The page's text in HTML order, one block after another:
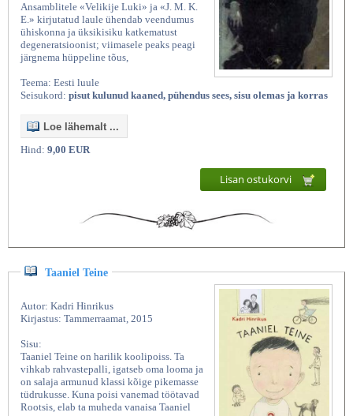
Ansamblitele «Velikije Luki» ja «J. M. K.
E.» kirjutatud laule ühendab veendumus
ühiskonna ja üksikisiku katkematust
degeneratsioonist; viimasele peaks peagi
järgnema hüppeline tõus,
Teema: Eesti luule
Seisukord: pisut kulunud kaaned, pühendus sees, sisu olemas ja korras
Loe lähemalt ...
Hind: 9,00 EUR
Lisan ostukorvi
Taaniel Teine
Autor: Kadri Hinrikus
Kirjastus: Tammerraamat, 2015
Sisu:
Taaniel Teine on harilik koolipoiss. Ta
vihkab rahvastepalli, igatseb oma looma ja
on salaja armunud klassi kõige pikemasse
tüdrukusse. Kuna poisi vanemad töötavad
Rootsis, elab ta muheda vanaisa Taaniel